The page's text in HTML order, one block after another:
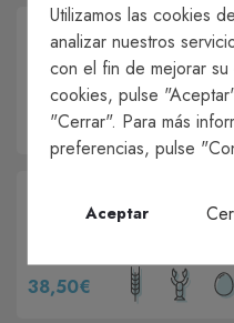
Costella de vedella
provençal"
amb patates i verdures
29,50€
mornay
38,50€
Utilizamos las cookies
analizar nuestros
con el fin de mejorar
cookies, pulse
"Cerrar". Para más
preferencias, pulse
Aceptar